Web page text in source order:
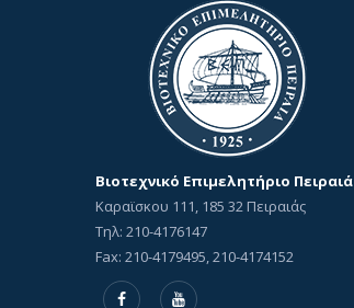
Βιοτεχνικό Επιμελητήριο Πειραιά
Καραϊσκου 111, 185 32 Πειραιάς
Τηλ: 210-4176147
Fax: 210-4179495, 210-4174152